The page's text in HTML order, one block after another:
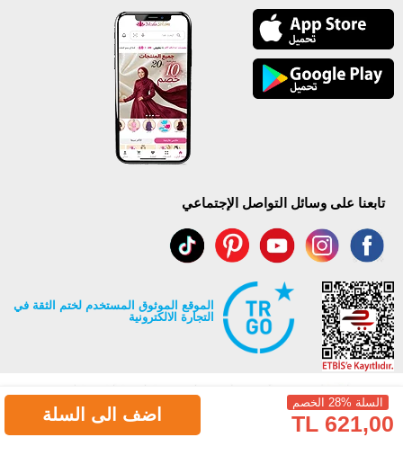
السلة %28 الخصم
621,00 TL اضف الى السلة
تابعنا على وسائل التواصل الإجتماعي
الموقع الموثوق المستخدم لختم الثقة في
التجارة الالكترونية
جميع حقوق Modaselvim محفوظة ©2026